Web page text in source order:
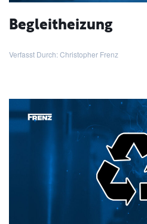
Begleitheizung
Verfasst Durch: Christopher Frenz